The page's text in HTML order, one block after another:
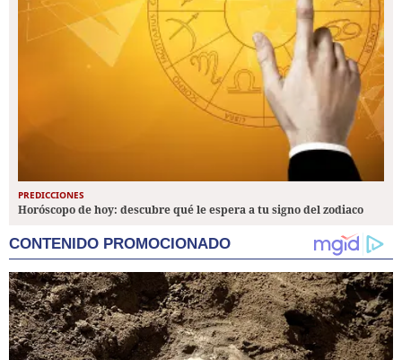
PREDICCIONES
Horóscopo de hoy: descubre qué le espera a tu signo del zodiaco
CONTENIDO PROMOCIONADO